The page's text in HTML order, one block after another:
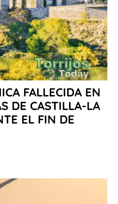
FALLECIDA EN
DE CASTILLA-LA
EL FIN DE